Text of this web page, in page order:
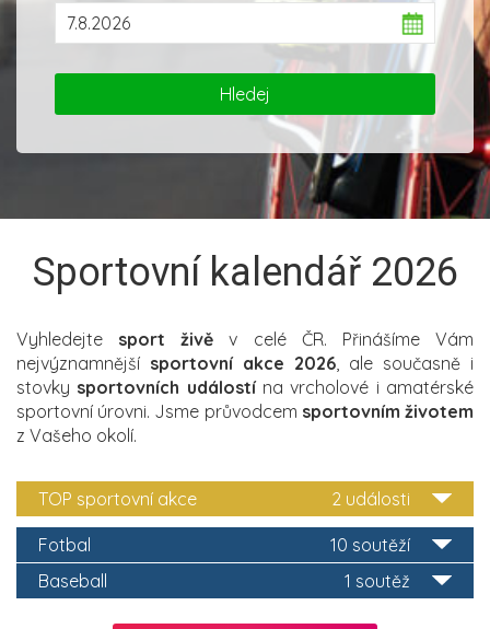
Sportovní kalendář 2026
Vyhledejte sport živě v celé ČR. Přinášíme Vám
nejvýznamnější sportovní akce 2026, ale současně i
stovky sportovních událostína vrcholové i amatérské
sportovní úrovni. Jsme průvodcem sportovním životem
z Vašeho okolí.
2 události
TOP sportovní akce
10 soutěží
Fotbal
1 soutěž
Baseball